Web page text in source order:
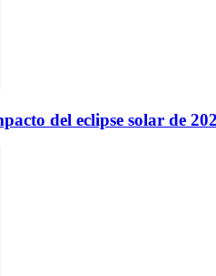
del eclipse solar de